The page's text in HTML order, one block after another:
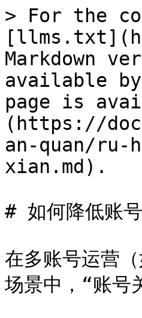
> For the
Markdown
available
page is
(https://
an-quan/ru-
xian.md).
# 如何降低账
在多账号运营
场景中，“账号